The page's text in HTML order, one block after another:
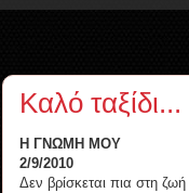
Καλό ταξίδι...
Η ΓΝΩΜΗ ΜΟΥ
2/9/2010
Δεν βρίσκεται πια στη